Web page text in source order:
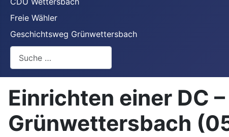
Freie Wähler
Geschichtsweg Grünwettersbach
Einrichten einer DC
Grünwettersbach